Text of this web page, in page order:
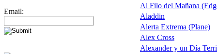
Email:
Al Filo del Mañana
Aladdin
Alerta Extrema (Plane)
Alex Cross
Alexander y un Día